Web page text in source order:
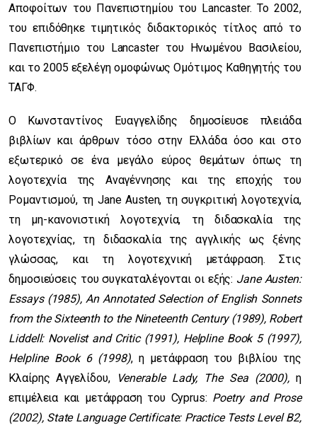
Αποφοίτων του Πανεπιστημίου του Lancaster. Το 2002,
του επιδόθηκε τιμητικός διδακτορικός τίτλος από το
Πανεπιστήμιο του Lancaster του Ηνωμένου Βασιλείου,
και το 2005 εξελέγη ομοφώνως Ομότιμος Καθηγητής του
ΤΑΓΦ.
Ο Κωνσταντίνος Ευαγγελίδης δημοσίευσε πλειάδα
βιβλίων και άρθρων τόσο στην Ελλάδα όσο και στο
εξωτερικό σε ένα μεγάλο εύρος θεμάτων όπως τη
λογοτεχνία της Αναγέννησης και της εποχής του
Ρομαντισμού, τη Jane Austen, τη συγκριτική λογοτεχνία,
τη μη-κανονιστική λογοτεχνία, τη διδασκαλία της
λογοτεχνίας, τη διδασκαλία της αγγλικής ως ξένης
γλώσσας, και τη λογοτεχνική μετάφραση. Στις
δημοσιεύσεις του συγκαταλέγονται οι εξής: Jane Austen:
Essays (1985), An Annotated Selection of English Sonnets
from the Sixteenth to the Nineteenth Century (1989), Robert
Liddell: Novelist and Critic (1991), Helpline Book 5 (1997),
Helpline Book 6 (1998), η μετάφραση του βιβλίου της
Κλαίρης Αγγελίδου,Venerable Lady, The Sea (2000), η
επιμέλεια και μετάφραση του Cyprus: Poetry and Prose
(2002), State Language Certificate: Practice Tests Level B2,